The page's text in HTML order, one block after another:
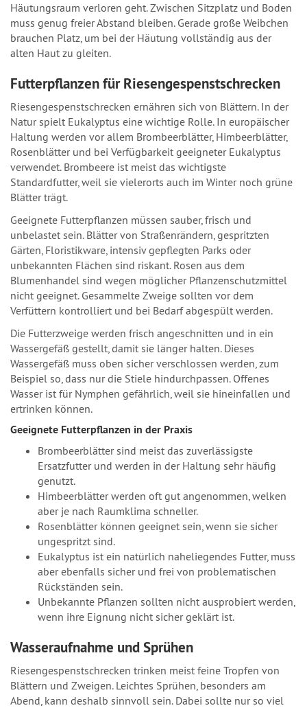
Häutungsraum verloren geht. Zwischen Sitzplatz und Boden
muss genug freier Abstand bleiben. Gerade große Weibchen
brauchen Platz, um bei der Häutung vollständig aus der
alten Haut zu gleiten.
Futterpflanzen für Riesengespenstschrecken
Riesengespenstschrecken ernähren sich von Blättern. In der
Natur spielt Eukalyptus eine wichtige Rolle. In europäischer
Haltung werden vor allem Brombeerblätter, Himbeerblätter,
Rosenblätter und bei Verfügbarkeit geeigneter Eukalyptus
verwendet. Brombeere ist meist das wichtigste
Standardfutter, weil sie vielerorts auch im Winter noch grüne
Blätter trägt.
Geeignete Futterpflanzen müssen sauber, frisch und
unbelastet sein. Blätter von Straßenrändern, gespritzten
Gärten, Floristikware, intensiv gepflegten Parks oder
unbekannten Flächen sind riskant. Rosen aus dem
Blumenhandel sind wegen möglicher Pflanzenschutzmittel
nicht geeignet. Gesammelte Zweige sollten vor dem
Verfüttern kontrolliert und bei Bedarf abgespült werden.
Die Futterzweige werden frisch angeschnitten und in ein
Wassergefäß gestellt, damit sie länger halten. Dieses
Wassergefäß muss oben sicher verschlossen werden, zum
Beispiel so, dass nur die Stiele hindurchpassen. Offenes
Wasser ist für Nymphen gefährlich, weil sie hineinfallen und
ertrinken können.
Geeignete Futterpflanzen in der Praxis
Brombeerblätter sind meist das zuverlässigste
Ersatzfutter und werden in der Haltung sehr häufig
genutzt.
Himbeerblätter werden oft gut angenommen, welken
aber je nach Raumklima schneller.
Rosenblätter können geeignet sein, wenn sie sicher
ungespritzt sind.
Eukalyptus ist ein natürlich naheliegendes Futter, muss
aber ebenfalls sicher und frei von problematischen
Rückständen sein.
Unbekannte Pflanzen sollten nicht ausprobiert werden,
wenn ihre Eignung nicht sicher geklärt ist.
Wasseraufnahme und Sprühen
Riesengespenstschrecken trinken meist feine Tropfen von
Blättern und Zweigen. Leichtes Sprühen, besonders am
Abend, kann deshalb sinnvoll sein. Dabei sollte nur so viel